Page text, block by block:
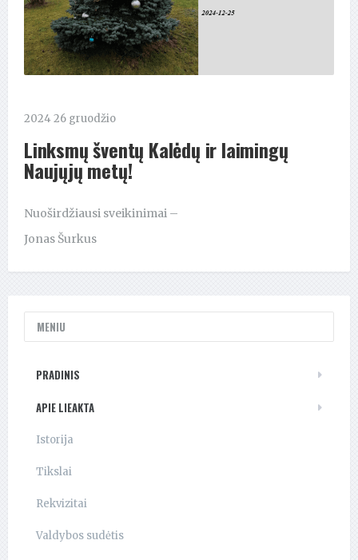
2024 26 gruodžio
Linksmų šventų Kalėdų ir laimingų
Naujųjų metų!
Nuoširdžiausi sveikinimai –
Jonas Šurkus
MENIU
PRADINIS
APIE LIEAKTA
Istorija
Tikslai
Rekvizitai
Valdybos sudėtis